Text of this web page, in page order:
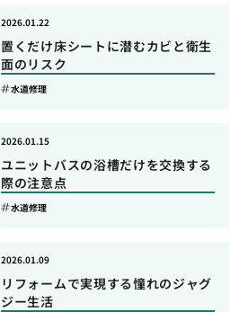
置くだけ床シートに潜むカビと衛生
面のリスク
2026.01.22
水道修理
ユニットバスの浴槽だけを交換する
際の注意点
2026.01.15
水道修理
リフォームで実現する憧れのジャグ
ジー生活
2026.01.09